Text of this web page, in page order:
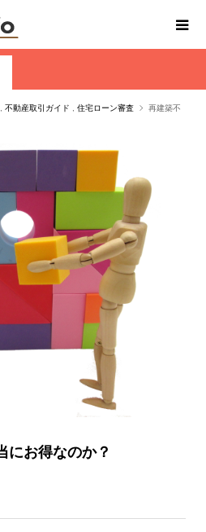
不動産取引ガイド 住宅ローン審査
再建築不
にお得なのか？